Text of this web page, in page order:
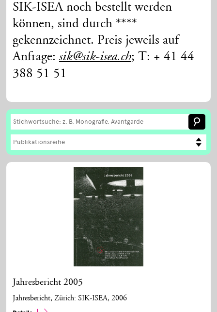
SIK-ISEA noch bestellt werden
können, sind durch ****
gekennzeichnet. Preis jeweils auf
Anfrage:sik@sik-isea.ch; T: + 41 44
388 51 51
Publikationsreihe
Jahresbericht 2005
Jahresbericht, Zürich: SIK-ISEA, 2006